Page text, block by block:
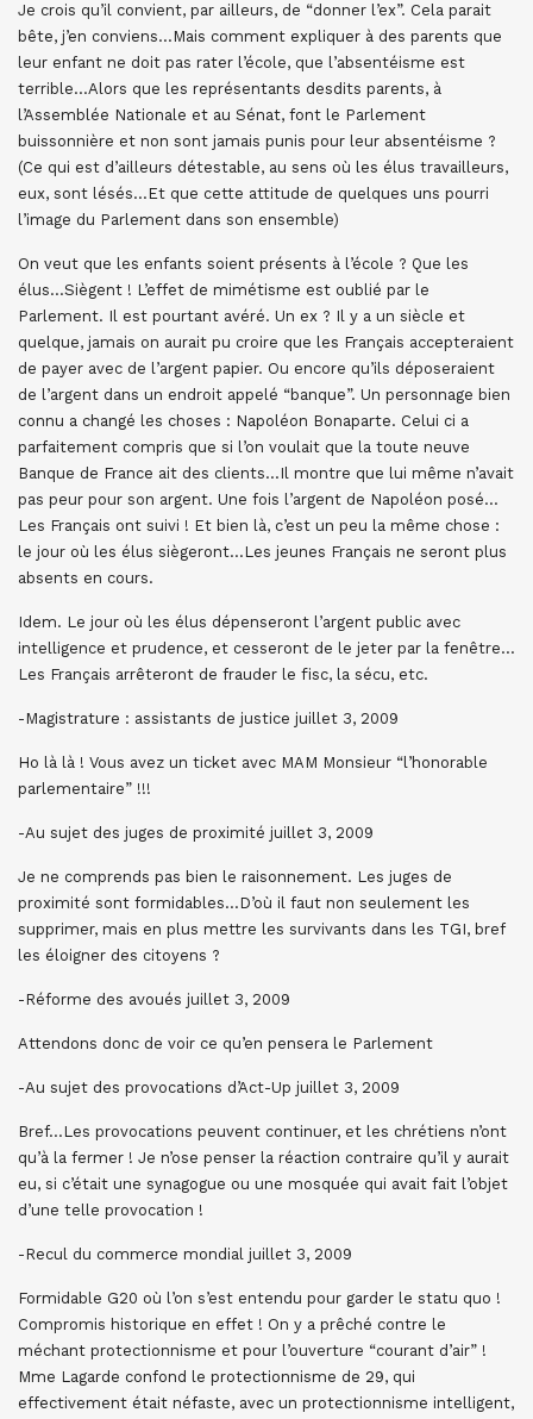
Je crois qu’il convient, par ailleurs, de “donner l’ex”. Cela parait
bête, j’en conviens…Mais comment expliquer à des parents que
leur enfant ne doit pas rater l’école, que l’absentéisme est
terrible…Alors que les représentants desdits parents, à
l’Assemblée Nationale et au Sénat, font le Parlement
buissonnière et non sont jamais punis pour leur absentéisme ?
(Ce qui est d’ailleurs détestable, au sens où les élus travailleurs,
eux, sont lésés…Et que cette attitude de quelques uns pourri
l’image du Parlement dans son ensemble)
On veut que les enfants soient présents à l’école ? Que les
élus…Siègent ! L’effet de mimétisme est oublié par le
Parlement. Il est pourtant avéré. Un ex ? Il y a un siècle et
quelque, jamais on aurait pu croire que les Français accepteraient
de payer avec de l’argent papier. Ou encore qu’ils déposeraient
de l’argent dans un endroit appelé “banque”. Un personnage bien
connu a changé les choses : Napoléon Bonaparte. Celui ci a
parfaitement compris que si l’on voulait que la toute neuve
Banque de France ait des clients…Il montre que lui même n’avait
pas peur pour son argent. Une fois l’argent de Napoléon posé…
Les Français ont suivi ! Et bien là, c’est un peu la même chose :
le jour où les élus siègeront…Les jeunes Français ne seront plus
absents en cours.
Idem. Le jour où les élus dépenseront l’argent public avec
intelligence et prudence, et cesseront de le jeter par la fenêtre…
Les Français arrêteront de frauder le fisc, la sécu, etc.
-Magistrature : assistants de justice juillet 3, 2009
Ho là là ! Vous avez un ticket avec MAM Monsieur “l’honorable
parlementaire” !!!
-Au sujet des juges de proximité juillet 3, 2009
Je ne comprends pas bien le raisonnement. Les juges de
proximité sont formidables…D’où il faut non seulement les
supprimer, mais en plus mettre les survivants dans les TGI, bref
les éloigner des citoyens ?
-Réforme des avoués juillet 3, 2009
Attendons donc de voir ce qu’en pensera le Parlement
-Au sujet des provocations d’Act-Up juillet 3, 2009
Bref…Les provocations peuvent continuer, et les chrétiens n’ont
qu’à la fermer ! Je n’ose penser la réaction contraire qu’il y aurait
eu, si c’était une synagogue ou une mosquée qui avait fait l’objet
d’une telle provocation !
-Recul du commerce mondial juillet 3, 2009
Formidable G20 où l’on s’est entendu pour garder le statu quo !
Compromis historique en effet ! On y a prêché contre le
méchant protectionnisme et pour l’ouverture “courant d’air” !
Mme Lagarde confond le protectionnisme de 29, qui
effectivement était néfaste, avec un protectionnisme intelligent,